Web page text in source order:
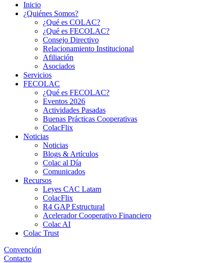
Inicio
¿Quiénes Somos?
¿Qué es COLAC?
¿Qué es FECOLAC?
Consejo Directivo
Relacionamiento Institucional
Afiliación
Asociados
Servicios
FECOLAC
¿Qué es FECOLAC?
Eventos 2026
Actividades Pasadas
Buenas Prácticas Cooperativas
ColacFlix
Noticias
Noticias
Blogs & Artículos
Colac al Día
Comunicados
Recursos
Leyes CAC Latam
ColacFlix
R4 GAP Estructural
Acelerador Cooperativo Financiero
Colac AI
Colac Trust
Convención
Contacto